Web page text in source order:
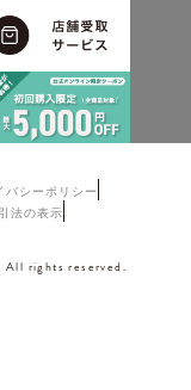
バシーポリシー
法の表示
All rights reserved.